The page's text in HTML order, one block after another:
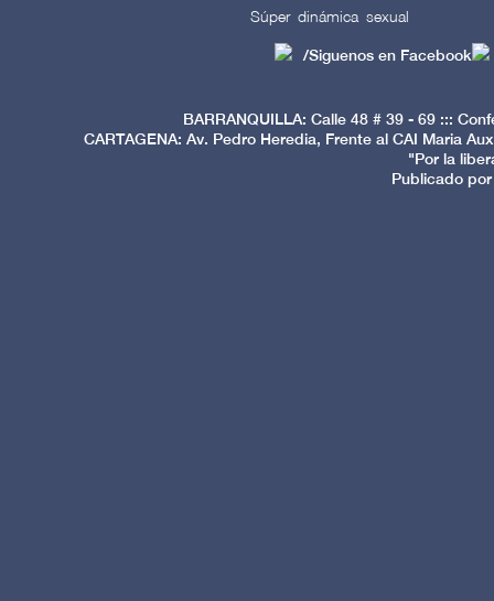
Súper dinámica sexual
/Siguenos en Facebook
BARRANQUILLA: Calle 48 # 39 - 69 :::
CARTAGENA: Av. Pedro Heredia, Frente al CAI Maria
"Por la
Publicado